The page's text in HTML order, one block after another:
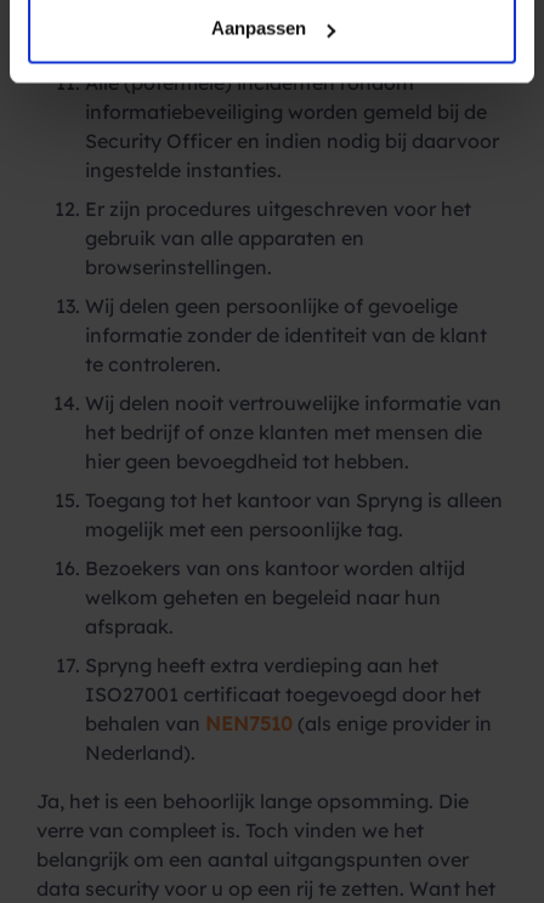
Aanpassen
toegang heeft tot systemen en/of
Alle (potentiële) incidenten rondom
informatiebeveiliging worden gemeld bij de
Security Officer en indien nodig bij daarvoor
ingestelde instanties.
Er zijn procedures uitgeschreven voor het
gebruik van alle apparaten en
browserinstellingen.
Wij delen geen persoonlijke of gevoelige
informatie zonder de identiteit van de klant
te controleren.
Wij delen nooit vertrouwelijke informatie van
het bedrijf of onze klanten met mensen die
hier geen bevoegdheid tot hebben.
Toegang tot het kantoor van Spryng is alleen
mogelijk met een persoonlijke tag.
Bezoekers van ons kantoor worden altijd
welkom geheten en begeleid naar hun
afspraak.
Spryng heeft extra verdieping aan het
ISO27001 certificaat toegevoegd door het
behalen van NEN7510 (als enige provider in
Nederland).
Ja, het is een behoorlijk lange opsomming. Die
verre van compleet is. Toch vinden we het
belangrijk om een aantal uitgangspunten over
data security voor u op een rij te zetten. Want het